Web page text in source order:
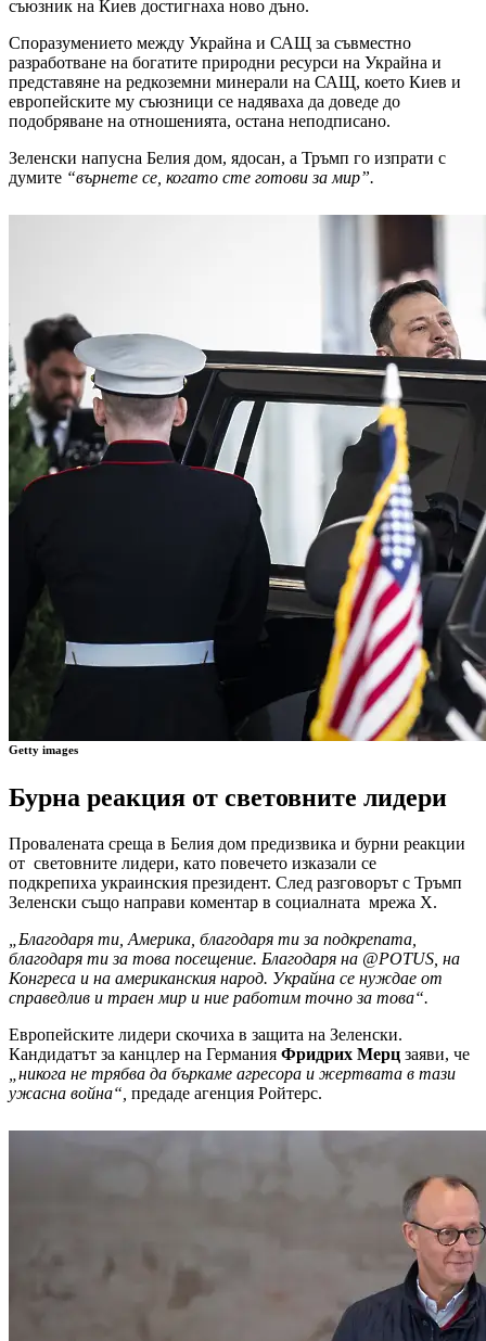
съюзник на Киев достигнаха ново дъно.
Споразумението между Украйна и САЩ за съвместно
разработване на богатите природни ресурси на Украйна и
представяне на редкоземни минерали на САЩ, което Киев и
европейските му съюзници се надяваха да доведе до
подобряване на отношенията, остана неподписано.
Зеленски напусна Белия дом, ядосан, а Тръмп го изпрати с
думите “върнете се, когато сте готови за мир”.
Getty images
Бурна реакция от световните лидери
Провалената среща в Белия дом предизвика и бурни реакции
от световните лидери, като повечето изказали се
подкрепиха украинския президент. След разговорът с Тръмп
Зеленски също направи коментар в социалната мрежа Х.
„Благодаря ти, Америка, благодаря ти за подкрепата,
благодаря ти за това посещение. Благодаря на @POTUS, на
Конгреса и на американския народ. Украйна се нуждае от
справедлив и траен мир и ние работим точно за това“.
Европейските лидери скочиха в защита на Зеленски.
Кандидатът за канцлер на Германия Фридрих Мерц заяви, че
„никога не трябва да бъркаме агресора и жертвата в тази
ужасна война“, предаде агенция Ройтерс.